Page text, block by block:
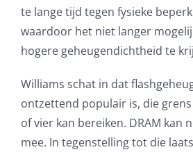
te lange tijd tegen fysieke
waardoor het niet langer
hogere geheugendichtheid te
Williams schat in dat
ontzettend populair is, die
of vier kan bereiken. DRAM kan
mee. In tegenstelling tot die